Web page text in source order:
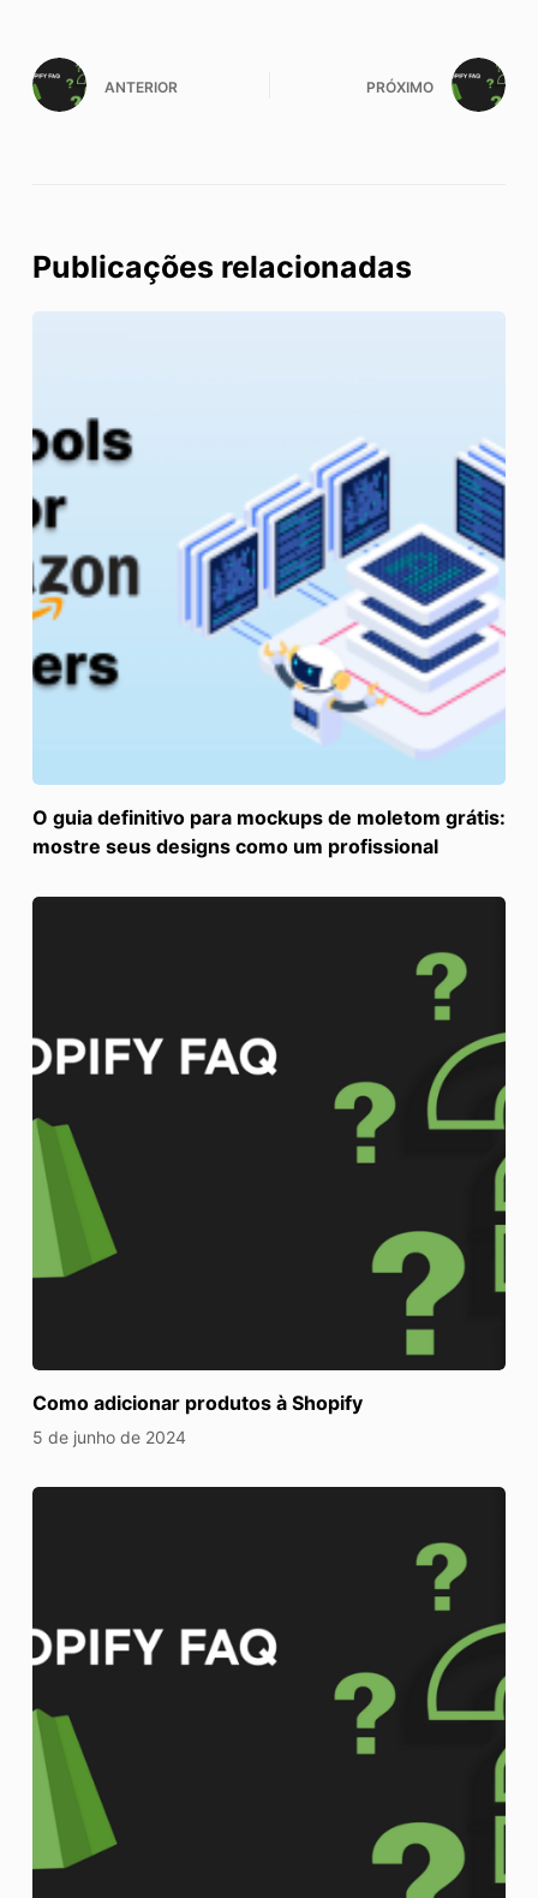
ANTERIOR PRÓXIMO
Publicações relacionadas
O guia definitivo para mockups de moletom grátis:
mostre seus designs como um profissional
Como adicionar produtos à Shopify
5 de junho de 2024